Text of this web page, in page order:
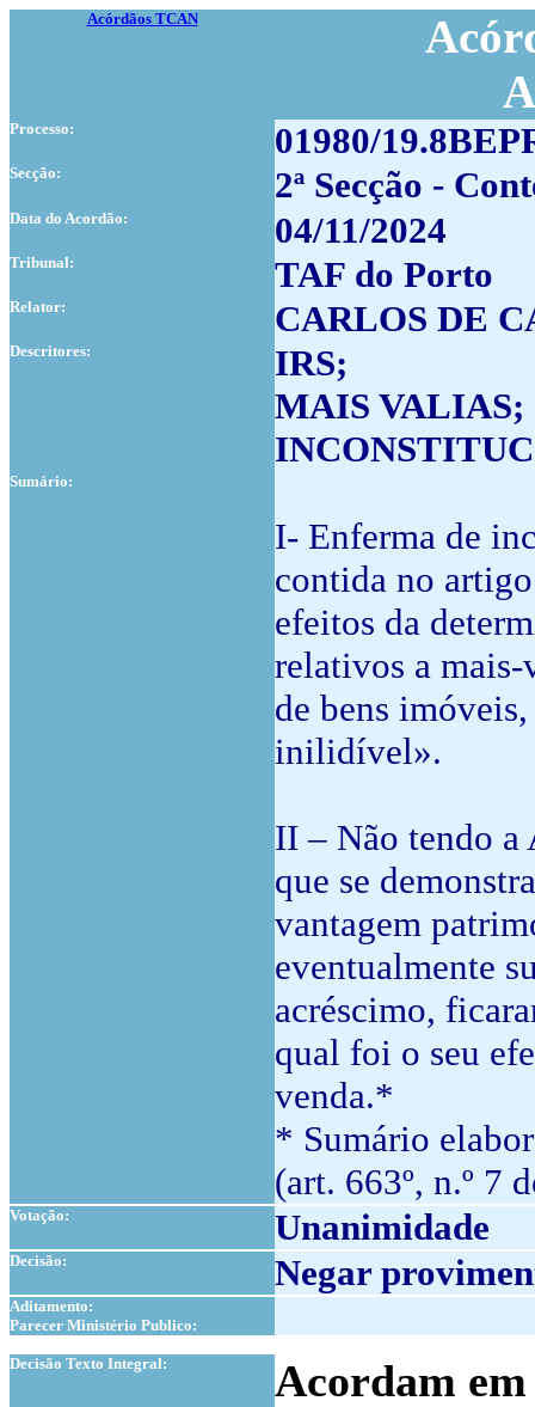
Acórdãos TCAN
Processo: 01980/
Secção: 2ª Secção -
Data do Acordão: 04/11/2024
Tribunal: TAF do Porto
Relator: CARLOS DE
Descritores:
IRS;
MAIS VALIAS;
Sumário:
I- Enferma de
contida no
efeitos da
relativos a mais-
de bens
inilidível».
II – Não tendo a
que se
vantagem
eventualmente
acréscimo,
qual foi o seu
venda.*
* Sumário
(art. 663º, n.º 7
Votação: Unanimidade
Decisão: Negar
Aditamento:
Parecer Ministério Publico:
Decisão Texto Integral:
Acordam em